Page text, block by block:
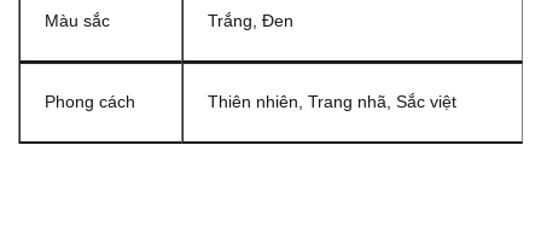
Màu sắc Trắng, Đen
Phong cách Thiên nhiên, Trang nhã, Sắc việt